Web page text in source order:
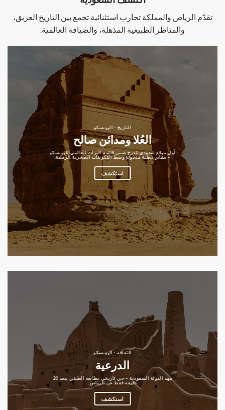
تقدّم الرياض والمملكة تجارب استثنائية تجمع بين التاريخ العريق،
والمناظر الطبيعية المذهلة، والضيافة العالمية.
التاريخ · اليونسكو
العُلا ومدائن صالح
أول موقع سعودي مُدرج ضمن قائمة التراث العالمي لليونسكو
– مقابر نبطية منحوتة وسط التكوينات الصخرية الرملية.
استكشف
الثقافة · اليونسكو
الدرعية
مهد الدولة السعودية – حي تاريخي بطابعه الطيني يبعد 20
دقيقة فقط عن الرياض.
استكشف